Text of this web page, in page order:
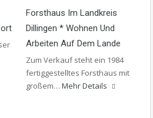
Forsthaus Im Landkreis
Dillingen * Wohnen Und
Arbeiten Auf Dem Lande
Zum Verkauf steht ein 1984
fertiggestelltes Forsthaus mit
großem… Mehr Details